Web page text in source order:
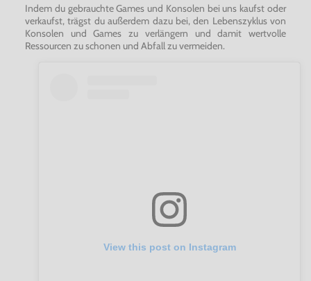
Indem du gebrauchte Games und Konsolen bei uns kaufst oder
verkaufst, trägst du außerdem dazu bei, den Lebenszyklus von
Konsolen und Games zu verlängern und damit wertvolle
Ressourcen zu schonen und Abfall zu vermeiden.
View this post on Instagram